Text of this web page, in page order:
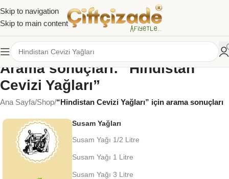
Skip to navigation
Skip to main content
Arama sonuçları: “Hindistan
Cevizi Yağları”
Ana Sayfa/Shop/“Hindistan Cevizi Yağları” için arama sonuçları
Susam Yağları
Susam Yağı 1/2 Litre
Susam Yağı 1 Litre
Susam Yağı 3 Litre